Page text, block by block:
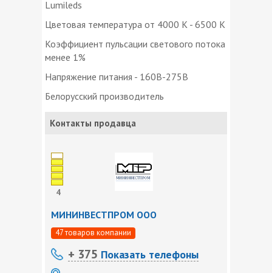
Lumileds
Цветовая температура от 4000 K - 6500 К
Коэффициент пульсации светового потока
менее 1%
Напряжение питания - 160В-275В
Белорусский производитель
Контакты продавца
4
МИНИНВЕСТПРОМ ООО
47 товаров компании
+ 375 Показать телефоны